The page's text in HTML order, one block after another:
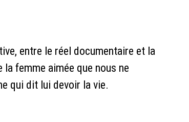
entre le réel documentaire et la
femme aimée que nous ne
qui dit lui devoir la vie.